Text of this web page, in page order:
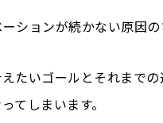
ションが続かない原因の
たいゴールとそれまで
てしまいます。